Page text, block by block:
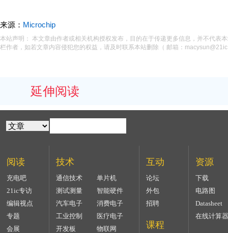
来源： Microchip
本站声明： 本文章由作者或相关机构授权发布，目的在于传递更多信息，并不代表
栏作者，如若文章内容侵犯您的权益，请及时联系本站删除（ 邮箱：
延伸阅读
阅读
充电吧
21ic专访
编辑视点
专题
会展
技术
通信技术
单片机
测试测量
智能硬件
汽车电子
消费电子
工业控制
医疗电子
开发板
物联网
互动
论坛
外包
招聘
课程
资源
下载
电路图
Datasheet
在线计算器